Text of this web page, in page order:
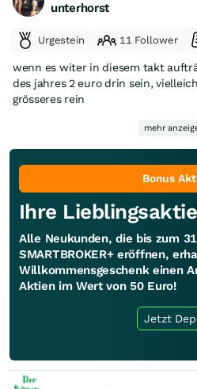
unterhorst
Urgestein 11 Follower
wenn es witer in diesem takt
des jahres 2 euro drin sein, vielleicht kommt ja mal was
grösseres rein
mehr
Bonus
Ihre
Alle Neukunden, die bis zum
SMARTBROKER+ eröffnen,
Willkommensgeschenk einen
Aktien im Wert von 50 Euro!
Jetzt